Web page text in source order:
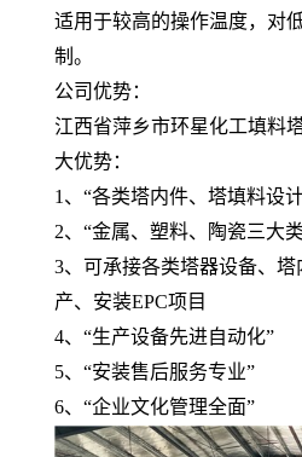
适用于较高的操作温度，对
制。
公司优势：
江西省萍乡市环星化工填料
大优势：
1、“各类塔内件、塔填料设计
2、“金属、塑料、陶瓷三大
3、可承接各类塔器设备、
产、安装EPC项目
4、“生产设备先进自动化”
5、“安装售后服务专业”
6、“企业文化管理全面”